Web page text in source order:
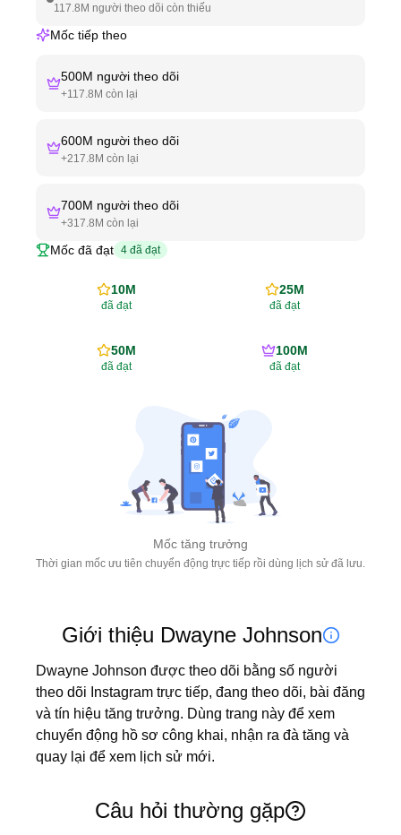
117.8M người theo dõi còn thiếu
Mốc tiếp theo
500M người theo dõi
+117.8M còn lại
600M người theo dõi
+217.8M còn lại
700M người theo dõi
+317.8M còn lại
Mốc đã đạt 4 đã đạt
10M
đã đạt
25M
đã đạt
50M
đã đạt
100M
đã đạt
Mốc tăng trưởng
Thời gian mốc ưu tiên chuyển động trực tiếp rồi dùng lịch sử đã lưu.
Giới thiệu Dwayne Johnson
Dwayne Johnson được theo dõi bằng số người
theo dõi Instagram trực tiếp, đang theo dõi, bài đăng
và tín hiệu tăng trưởng. Dùng trang này để xem
chuyển động hồ sơ công khai, nhận ra đà tăng và
quay lại để xem lịch sử mới.
Câu hỏi thường gặp